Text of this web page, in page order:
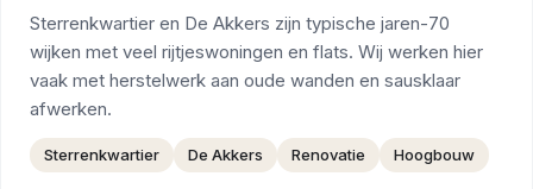
Sterrenkwartier en De Akkers zijn typische jaren-70
wijken met veel rijtjeswoningen en flats. Wij werken hier
vaak met herstelwerk aan oude wanden en sausklaar
afwerken.
Sterrenkwartier De Akkers Renovatie Hoogbouw